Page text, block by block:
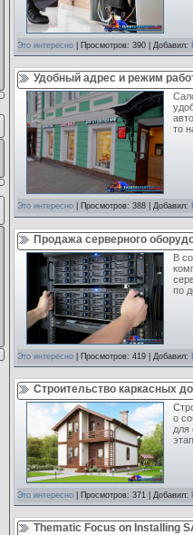
Это интересно | Просмотров: 390 | Добавил:
Удобный адрес и режим
то
Это интересно | Просмотров: 388 | Добавил:
Продажа серверного
В
по
Это интересно | Просмотров: 419 | Добавил:
Строительство каркасных
о
для
Это интересно | Просмотров: 371 | Добавил:
Thematic Focus on Installing